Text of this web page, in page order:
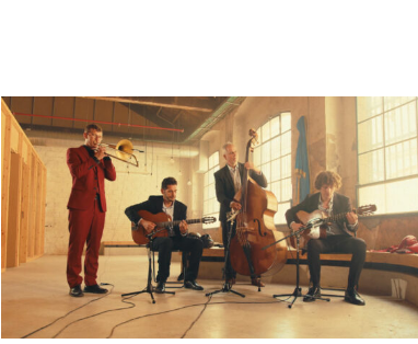
Música al Parc: Adama
Foune Cissokho